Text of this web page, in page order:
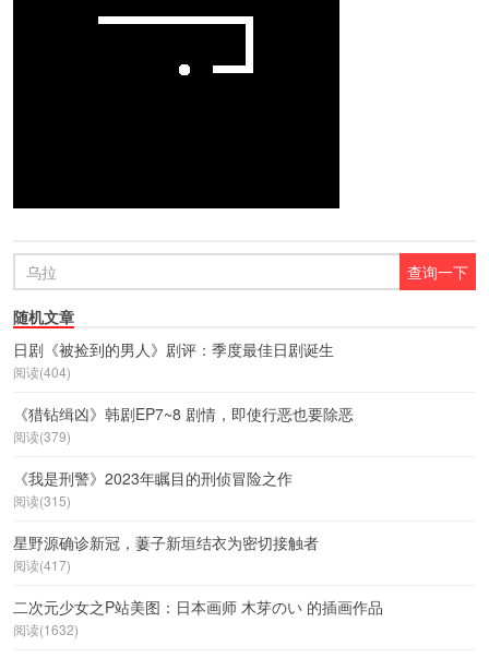
随机文章
日剧《被捡到的男人》剧评：季度最佳日剧诞生
阅读(404)
《猎钻缉凶》韩剧EP7~8 剧情，即使行恶也要除恶
阅读(379)
《我是刑警》2023年瞩目的刑侦冒险之作
阅读(315)
星野源确诊新冠，萋子新垣结衣为密切接触者
阅读(417)
二次元少女之P站美图：日本画师 木芽のい 的插画作品
阅读(1632)